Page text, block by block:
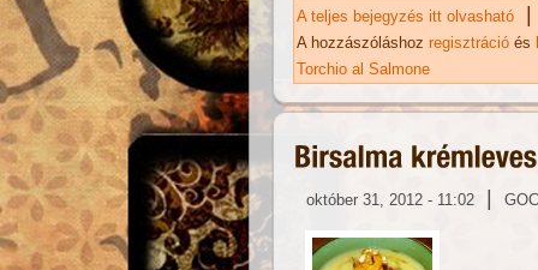
A teljes bejegyzés itt olvasható
|
A hozzászóláshoz regisztráció és
Torchio al Salmone
október 31, 2012 - 11:02 |